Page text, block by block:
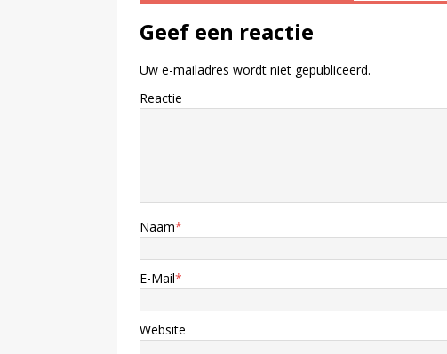
Geef een reactie
Uw e-mailadres wordt niet gepubliceerd.
Reactie
Naam*
E-Mail*
Website